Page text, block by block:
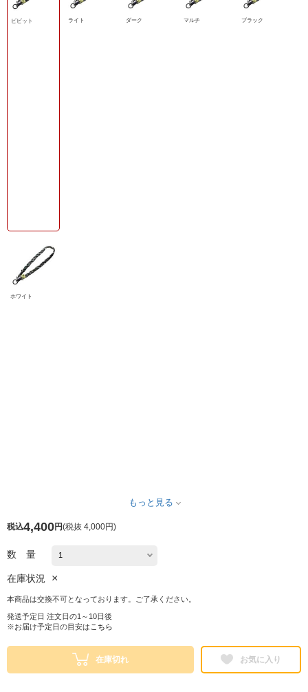
ビビット ライト ダーク マルチ ブラック
ホワイト
もっと見る
税込4,400円(税抜 4,000円)
数 量
在庫状況 ×
本商品は交換不可となっております。ご了承ください。
発送予定日 注文日の1～10日後
※お届け予定日の目安は こちら
在庫切れ お気に入り